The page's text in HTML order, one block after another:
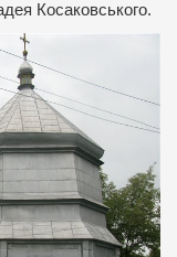
Косаковського.